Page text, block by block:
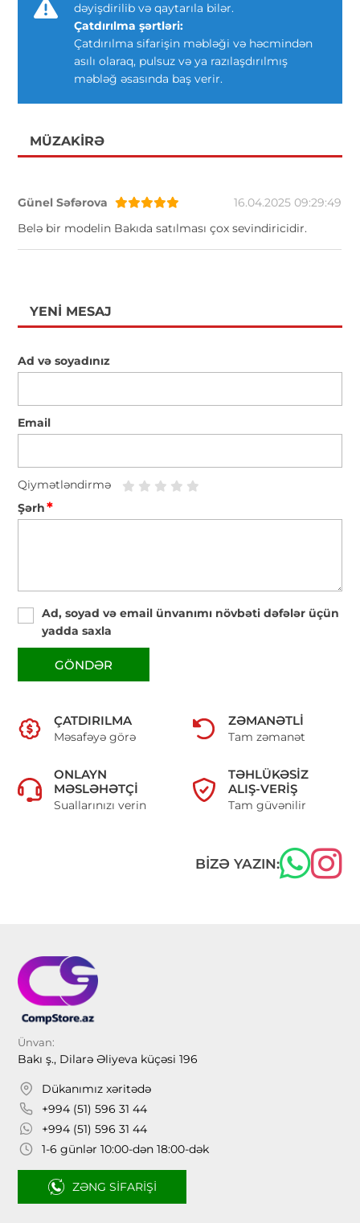
dəyişdirilib və qaytarıla bilər.
Çatdırılma şərtləri:
Çatdırılma sifarişin məbləği və həcmindən
asılı olaraq, pulsuz və ya razılaşdırılmış
məbləğ əsasında baş verir.
MÜZAKIRƏ
Günel Səfərova
16.04.2025 09:29:49
Belə bir modelin Bakıda satılması çox sevindiricidir.
YENI MESAJ
Ad və soyadınız
Email
Qiymətləndirmə
Şərh*
Ad, soyad və email ünvanımı növbəti dəfələr üçün
yadda saxla
GÖNDƏR
ÇATDIRILMA
Məsafəyə görə
ZƏMANƏTLI
Tam zəmanət
ONLAYN
MƏSLƏHƏTÇI
Suallarınızı verin
TƏHLÜKƏSIZ
ALIŞ-VERIŞ
Tam güvənilir
BIZƏ YAZIN:
Ünvan:
Bakı ş., Dilarə Əliyeva küçəsi 196
Dükanımız xəritədə
+994 (51) 596 31 44
+994 (51) 596 31 44
1-6 günlər 10:00-dən 18:00-dək
ZƏNG SIFARIŞI